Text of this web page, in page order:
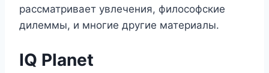
рассматривает увлечения, философские
дилеммы, и многие другие материалы.
IQ Planet